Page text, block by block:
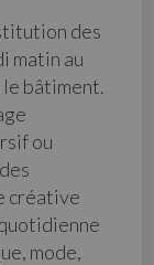
des
matin au
le bâtiment.
ou
créative
mode,